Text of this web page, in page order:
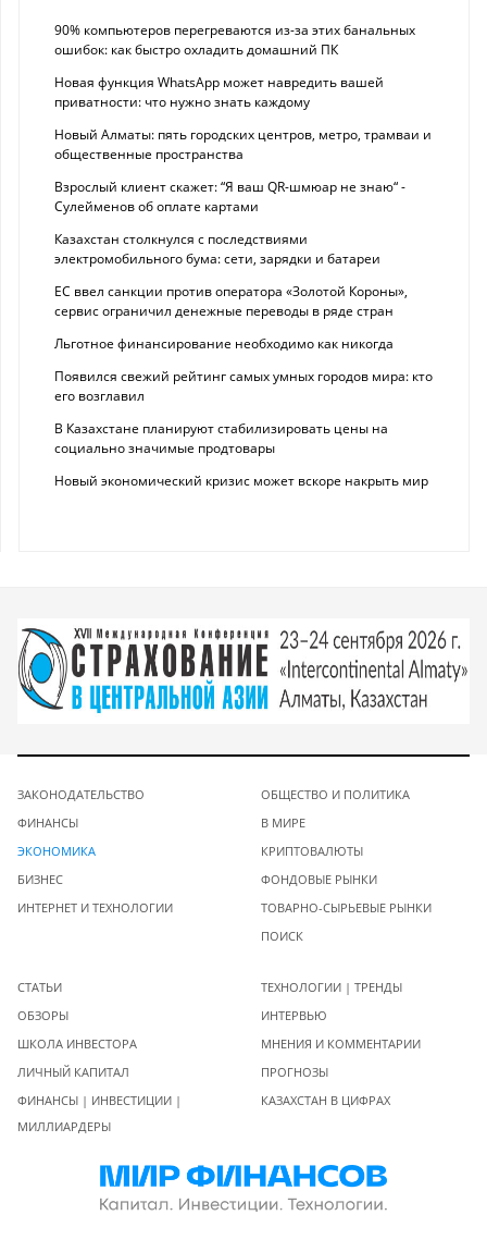
90% компьютеров перегреваются из-за этих банальных
ошибок: как быстро охладить домашний ПК
Новая функция WhatsApp может навредить вашей
приватности: что нужно знать каждому
Новый Алматы: пять городских центров, метро, трамваи и
общественные пространства
Взрослый клиент скажет: “Я ваш QR-шмюар не знаю“ -
Сулейменов об оплате картами
Казахстан столкнулся с последствиями
электромобильного бума: сети, зарядки и батареи
ЕС ввел санкции против оператора «Золотой Короны»,
сервис ограничил денежные переводы в ряде стран
Льготное финансирование необходимо как никогда
Появился свежий рейтинг самых умных городов мира: кто
его возглавил
В Казахстане планируют стабилизировать цены на
социально значимые продтовары
Новый экономический кризис может вскоре накрыть мир
ЗАКОНОДАТЕЛЬСТВО
ФИНАНСЫ
ЭКОНОМИКА
БИЗНЕС
ИНТЕРНЕТ И ТЕХНОЛОГИИ
ОБЩЕСТВО И ПОЛИТИКА
В МИРЕ
КРИПТОВАЛЮТЫ
ФОНДОВЫЕ РЫНКИ
ТОВАРНО-СЫРЬЕВЫЕ РЫНКИ
ПОИСК
СТАТЬИ
ОБЗОРЫ
ШКОЛА ИНВЕСТОРА
ЛИЧНЫЙ КАПИТАЛ
ФИНАНСЫ | ИНВЕСТИЦИИ |
МИЛЛИАРДЕРЫ
ТЕХНОЛОГИИ | ТРЕНДЫ
ИНТЕРВЬЮ
МНЕНИЯ И КОММЕНТАРИИ
ПРОГНОЗЫ
КАЗАХСТАН В ЦИФРАХ